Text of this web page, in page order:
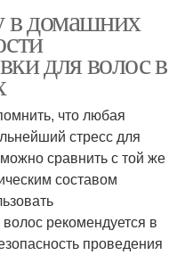
в домашних
для волос в
что любая
стресс для
сравнить с той же
составом
рекомендуется в
проведения